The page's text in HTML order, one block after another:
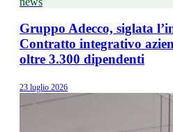
Gruppo Adecco, siglata
Contratto integrativo
oltre 3.300 dipendenti
23 luglio 2026